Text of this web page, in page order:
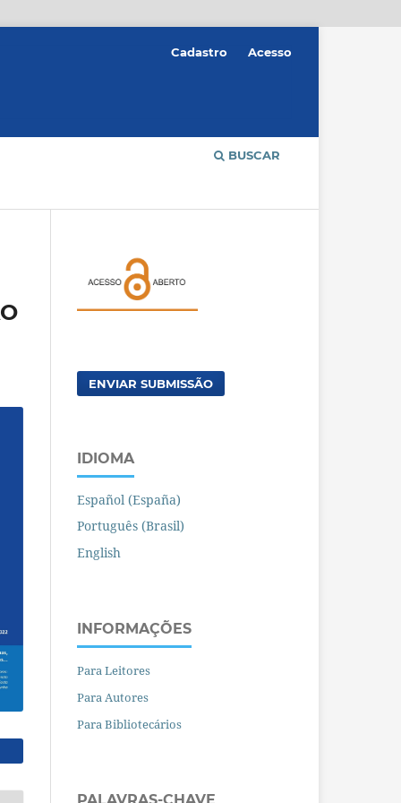
BUSCAR
Cadastro Acesso
ENVIAR SUBMISSÃO
IDIOMA
Español (España)
Português (Brasil)
English
INFORMAÇÕES
Para Leitores
Para Autores
Para Bibliotecários